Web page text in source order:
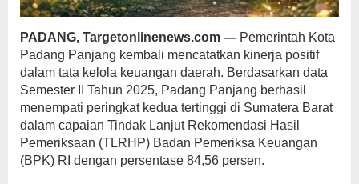
PADANG, Targetonlinenews.com — Pemerintah Kota
Padang Panjang kembali mencatatkan kinerja positif
dalam tata kelola keuangan daerah. Berdasarkan data
Semester II Tahun 2025, Padang Panjang berhasil
menempati peringkat kedua tertinggi di Sumatera Barat
dalam capaian Tindak Lanjut Rekomendasi Hasil
Pemeriksaan (TLRHP) Badan Pemeriksa Keuangan
(BPK) RI dengan persentase 84,56 persen.